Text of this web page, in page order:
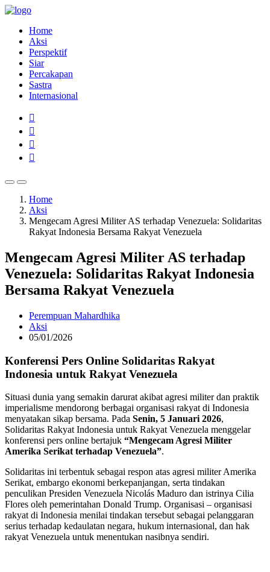
Home
Aksi
Perspektif
Siar
Percakapan
Sastra
Internasional
Home
Aksi
Mengecam Agresi Militer AS terhadap Venezuela: Solidaritas
Rakyat Indonesia Bersama Rakyat Venezuela
Mengecam Agresi Militer AS terhadap
Venezuela: Solidaritas Rakyat Indonesia
Bersama Rakyat Venezuela
Perempuan Mahardhika
Aksi
05/01/2026
Konferensi Pers Online Solidaritas Rakyat
Indonesia untuk Rakyat Venezuela
Situasi dunia yang semakin darurat akibat agresi militer dan praktik
imperialisme mendorong berbagai organisasi rakyat di Indonesia
menyatakan sikap bersama. Pada Senin, 5 Januari 2026,
Solidaritas Rakyat Indonesia untuk Rakyat Venezuela menggelar
konferensi pers online bertajuk “Mengecam Agresi Militer
Amerika Serikat terhadap Venezuela”.
Solidaritas ini terbentuk sebagai respon atas agresi militer Amerika
Serikat, embargo ekonomi berkepanjangan, serta tindakan
penculikan Presiden Venezuela Nicolás Maduro dan istrinya Cilia
Flores oleh pemerintahan Donald Trump. Organisasi – organisasi
rakyat di Indonesia menilai tindakan tersebut sebagai pelanggaran
serius terhadap kedaulatan negara, hukum internasional, dan hak
rakyat Venezuela untuk menentukan nasibnya sendiri.